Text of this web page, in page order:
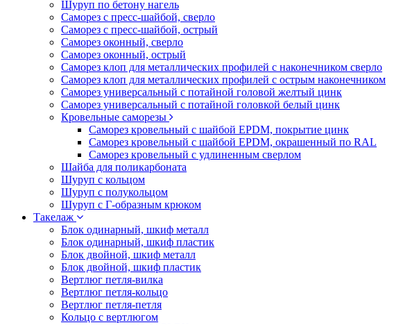
Шуруп по бетону нагель
Саморез с пресс-шайбой, сверло
Саморез с пресс-шайбой, острый
Саморез оконный, сверло
Саморез оконный, острый
Саморез клоп для металлических профилей с наконечником сверло
Саморез клоп для металлических профилей с острым наконечником
Саморез универсальный с потайной головой желтый цинк
Саморез универсальный с потайной головкой белый цинк
Кровельные саморезы
Саморез кровельный с шайбой EPDM, покрытие цинк
Саморез кровельный с шайбой EPDM, окрашенный по RAL
Саморез кровельный с удлиненным сверлом
Шайба для поликарбоната
Шуруп с кольцом
Шуруп с полукольцом
Шуруп с Г-образным крюком
Такелаж
Блок одинарный, шкиф металл
Блок одинарный, шкиф пластик
Блок двойной, шкиф металл
Блок двойной, шкиф пластик
Вертлюг петля-вилка
Вертлюг петля-кольцо
Вертлюг петля-петля
Кольцо с вертлюгом